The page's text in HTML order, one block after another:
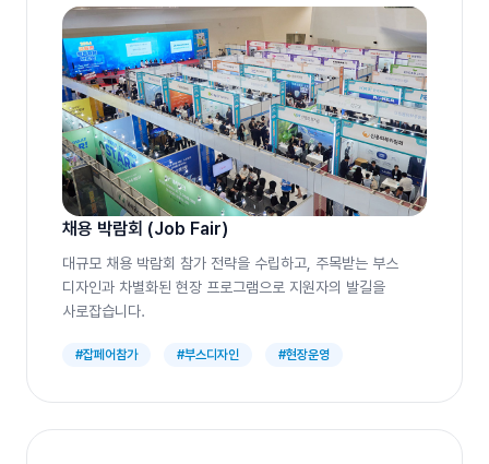
채용 박람회 (Job Fair)
대규모 채용 박람회 참가 전략을 수립하고, 주목받는 부스
디자인과 차별화된 현장 프로그램으로 지원자의 발길을
사로잡습니다.
#잡페어참가 #부스디자인 #현장운영